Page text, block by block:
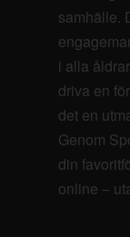
samhälle.
i alla
driva en
det en
Genom
din
online –